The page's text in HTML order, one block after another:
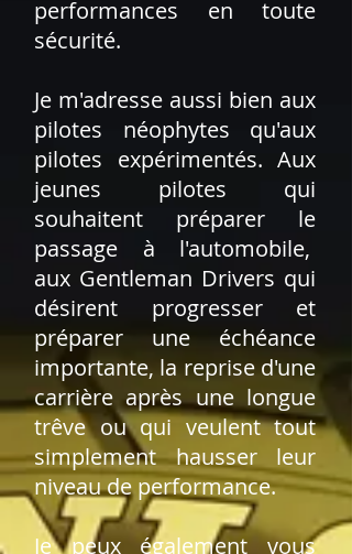
performances en toute
sécurité.
Je m'adresse aussi bien aux
pilotes néophytes qu'aux
pilotes expérimentés. Aux
jeunes pilotes qui
souhaitent préparer le
passage à l'automobile,
aux Gentleman Drivers qui
désirent progresser et
préparer une échéance
importante, la reprise d'une
carrière après une longue
trêve ou qui veulent tout
simplement hausser leur
niveau de performance.
Je peux également vous